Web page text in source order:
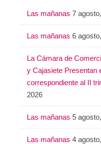
Las mañanas 7
Las mañanas 6
La Cámara de
y Cajasiete Presentan
correspondiente al II
2026
Las mañanas 5
Las mañanas 4